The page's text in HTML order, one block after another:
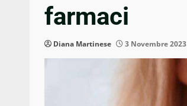
farmaci
Diana Martinese 3 Novembre 2023